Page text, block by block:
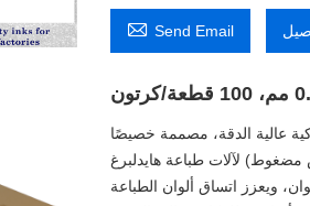
 Send Email
عالية الدقة، مصممة خصيصًا
لآلات طباعة هايدلبرغ (مثل سلسلة س م/قرص مضغوط/XL). تُستخدم لتوزيع الحبر داخل قنوات الحبر
ويعزز اتساق ألوان الطباعة